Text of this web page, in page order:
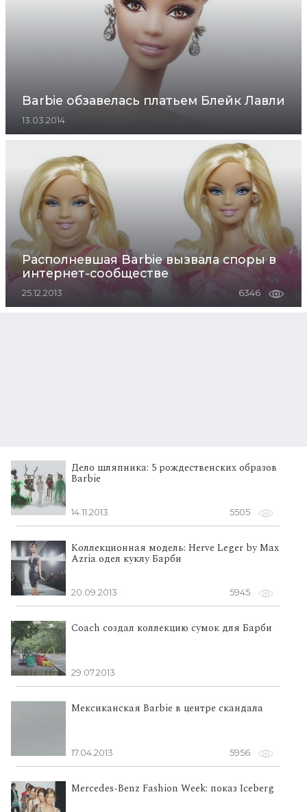
Barbie обзавелась платьем Блейк Лавли
13.03.2014
Располневшая Barbie вызвала споры в
интернет-сообществе
25.12.2013 6346
Дело шляпника: 5 рождественских образов
Barbie
14.11.2013 5505
Коллекционная модель: Herve Leger by Max
Azria одел куклу Барби
20.09.2013 5945
Coach создал коллекцию сумок для Барби
29.07.2013
Мексиканская Barbie в центре скандала
17.04.2013 5956
Mercedes-Benz Fashion Week: показ Iceberg